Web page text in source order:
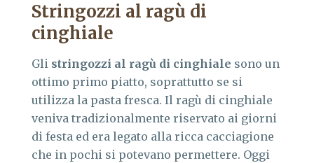
Stringozzi al ragù di
cinghiale
Gli stringozzi al ragù di cinghiale sono un
ottimo primo piatto, soprattutto se si
utilizza la pasta fresca. Il ragù di cinghiale
veniva tradizionalmente riservato ai giorni
di festa ed era legato alla ricca cacciagione
che in pochi si potevano permettere. Oggi